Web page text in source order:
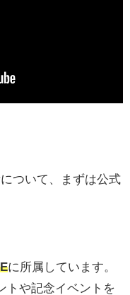
ついて、まずは公式
に所属しています。
トや記念イベントを